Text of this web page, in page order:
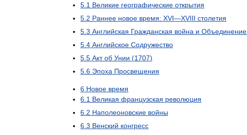
5 1 Великие географические открытия
5 2 Раннее новое время: XVI—XVIII столетия
5 3 Английская Гражданская война и Объединение
5 4 Английское Содружество
5 5 Акт об Унии (1707)
5 6 Эпоха Просвещения
6 Новое время
6 1 Великая французская революция
6 2 Наполеоновские войны
6 3 Венский конгресс